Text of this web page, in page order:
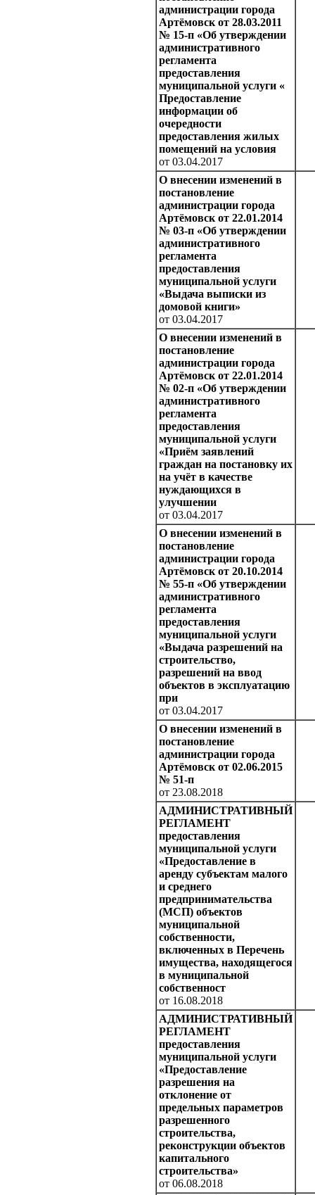
администрации города
Артёмовск от 28.03.2011
№ 15-п «Об утверждении
административного
регламента
предоставления
муниципальной услуги «
Предоставление
информации об
очередности
предоставления жилых
помещений на условия
от 03.04.2017
О внесении изменений в
постановление
администрации города
Артёмовск от 22.01.2014
№ 03-п «Об утверждении
административного
регламента
предоставления
муниципальной услуги
«Выдача выписки из
домовой книги»
от 03.04.2017
О внесении изменений в
постановление
администрации города
Артёмовск от 22.01.2014
№ 02-п «Об утверждении
административного
регламента
предоставления
муниципальной услуги
«Приём заявлений
граждан на постановку их
на учёт в качестве
нуждающихся в
улучшении
от 03.04.2017
О внесении изменений в
постановление
администрации города
Артёмовск от 20.10.2014
№ 55-п «Об утверждении
административного
регламента
предоставления
муниципальной услуги
«Выдача разрешений на
строительство,
разрешений на ввод
объектов в эксплуатацию
при
от 03.04.2017
О внесении изменений в
постановление
администрации города
Артёмовск от 02.06.2015
№ 51-п
от 23.08.2018
АДМИНИСТРАТИВНЫЙ
РЕГЛАМЕНТ
предоставления
муниципальной услуги
«Предоставление в
аренду субъектам малого
и среднего
предпринимательства
(МСП) объектов
муниципальной
собственности,
включенных в Перечень
имущества, находящегося
в муниципальной
собственност
от 16.08.2018
АДМИНИСТРАТИВНЫЙ
РЕГЛАМЕНТ
предоставления
муниципальной услуги
«Предоставление
разрешения на
отклонение от
предельных параметров
разрешенного
строительства,
реконструкции объектов
капитального
строительства»
от 06.08.2018